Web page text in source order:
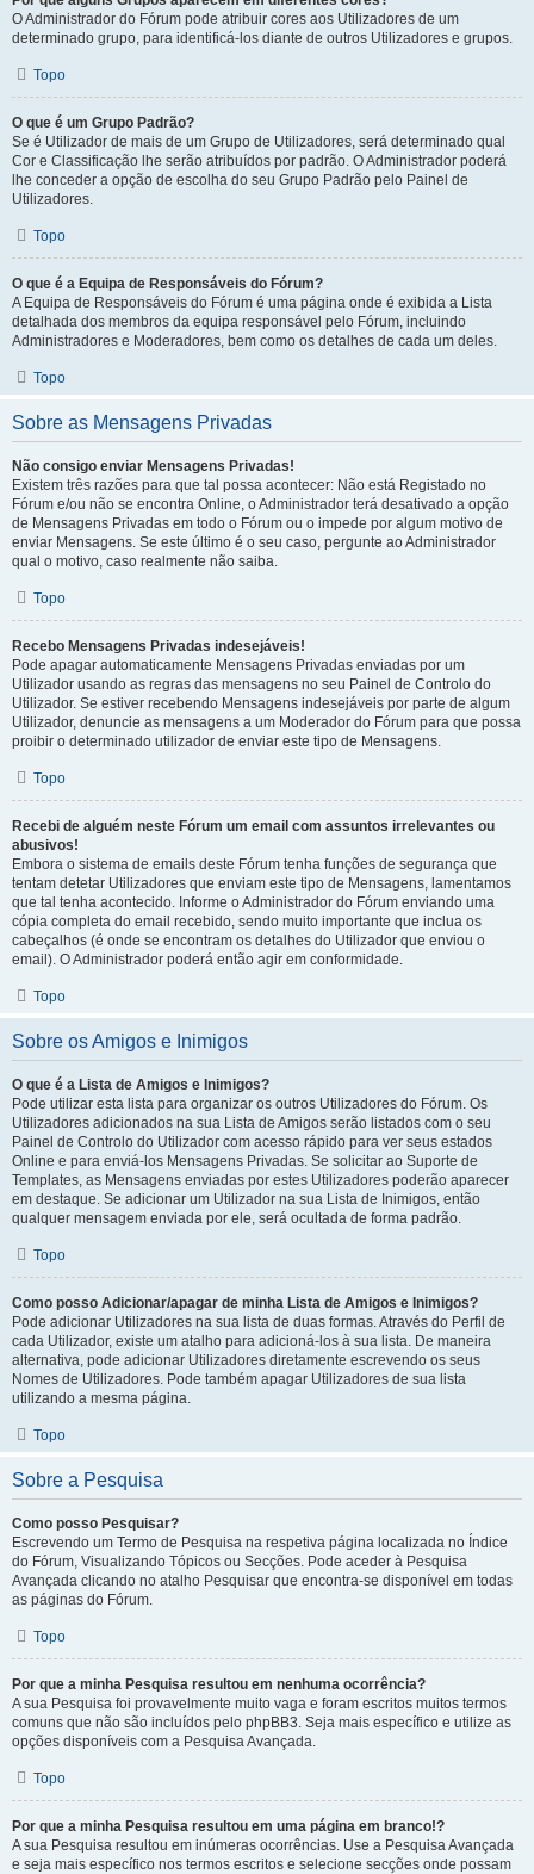
O Administrador do Fórum pode atribuir cores aos Utilizadores de um
determinado grupo, para identificá-los diante de outros Utilizadores e grupos.
Topo
O que é um Grupo Padrão?
Se é Utilizador de mais de um Grupo de Utilizadores, será determinado qual
Cor e Classificação lhe serão atribuídos por padrão. O Administrador poderá
lhe conceder a opção de escolha do seu Grupo Padrão pelo Painel de
Utilizadores.
Topo
O que é a Equipa de Responsáveis do Fórum?
A Equipa de Responsáveis do Fórum é uma página onde é exibida a Lista
detalhada dos membros da equipa responsável pelo Fórum, incluindo
Administradores e Moderadores, bem como os detalhes de cada um deles.
Topo
Sobre as Mensagens Privadas
Não consigo enviar Mensagens Privadas!
Existem três razões para que tal possa acontecer: Não está Registado no
Fórum e/ou não se encontra Online, o Administrador terá desativado a opção
de Mensagens Privadas em todo o Fórum ou o impede por algum motivo de
enviar Mensagens. Se este último é o seu caso, pergunte ao Administrador
qual o motivo, caso realmente não saiba.
Topo
Recebo Mensagens Privadas indesejáveis!
Pode apagar automaticamente Mensagens Privadas enviadas por um
Utilizador usando as regras das mensagens no seu Painel de Controlo do
Utilizador. Se estiver recebendo Mensagens indesejáveis por parte de algum
Utilizador, denuncie as mensagens a um Moderador do Fórum para que possa
proibir o determinado utilizador de enviar este tipo de Mensagens.
Topo
Recebi de alguém neste Fórum um email com assuntos irrelevantes ou
abusivos!
Embora o sistema de emails deste Fórum tenha funções de segurança que
tentam detetar Utilizadores que enviam este tipo de Mensagens, lamentamos
que tal tenha acontecido. Informe o Administrador do Fórum enviando uma
cópia completa do email recebido, sendo muito importante que inclua os
cabeçalhos (é onde se encontram os detalhes do Utilizador que enviou o
email). O Administrador poderá então agir em conformidade.
Topo
Sobre os Amigos e Inimigos
O que é a Lista de Amigos e Inimigos?
Pode utilizar esta lista para organizar os outros Utilizadores do Fórum. Os
Utilizadores adicionados na sua Lista de Amigos serão listados com o seu
Painel de Controlo do Utilizador com acesso rápido para ver seus estados
Online e para enviá-los Mensagens Privadas. Se solicitar ao Suporte de
Templates, as Mensagens enviadas por estes Utilizadores poderão aparecer
em destaque. Se adicionar um Utilizador na sua Lista de Inimigos, então
qualquer mensagem enviada por ele, será ocultada de forma padrão.
Topo
Como posso Adicionar/apagar de minha Lista de Amigos e Inimigos?
Pode adicionar Utilizadores na sua lista de duas formas. Através do Perfil de
cada Utilizador, existe um atalho para adicioná-los à sua lista. De maneira
alternativa, pode adicionar Utilizadores diretamente escrevendo os seus
Nomes de Utilizadores. Pode também apagar Utilizadores de sua lista
utilizando a mesma página.
Topo
Sobre a Pesquisa
Como posso Pesquisar?
Escrevendo um Termo de Pesquisa na respetiva página localizada no Índice
do Fórum, Visualizando Tópicos ou Secções. Pode aceder à Pesquisa
Avançada clicando no atalho Pesquisar que encontra-se disponível em todas
as páginas do Fórum.
Topo
Por que a minha Pesquisa resultou em nenhuma ocorrência?
A sua Pesquisa foi provavelmente muito vaga e foram escritos muitos termos
comuns que não são incluídos pelo phpBB3. Seja mais específico e utilize as
opções disponíveis com a Pesquisa Avançada.
Topo
Por que a minha Pesquisa resultou em uma página em branco!?
A sua Pesquisa resultou em inúmeras ocorrências. Use a Pesquisa Avançada
e seja mais específico nos termos escritos e selecione secções onde possam